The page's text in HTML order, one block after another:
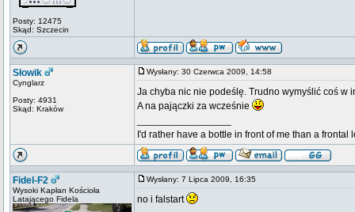
Posty: 12475
Skąd: Szczecin
Słowik
Cynglarz
Posty: 4931
Skąd: Kraków
Wysłany: 30 Czerwca 2009, 14:58
Ja chyba nic nie podeślę. Trudno wymyślić coś w
A na pajączki za wcześnie
I'd rather have a bottle in front of me than a frontal
Fidel-F2
Wysoki Kapłan Kościoła
Latającego Fidela
Wysłany: 7 Lipca 2009, 16:35
no i falstart